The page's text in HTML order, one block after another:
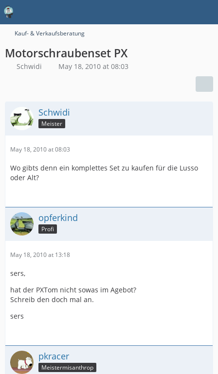
Kauf- & Verkaufsberatung
Motorschraubenset PX
Schwidi May 18, 2010 at 08:03
Schwidi
Meister
May 18, 2010 at 08:03
Wo gibts denn ein komplettes Set zu kaufen für die Lusso
oder Alt?
opferkind
Profi
May 18, 2010 at 13:18
sers,
hat der PXTom nicht sowas im Agebot?
Schreib den doch mal an.
sers
pkracer
Meistermisanthrop